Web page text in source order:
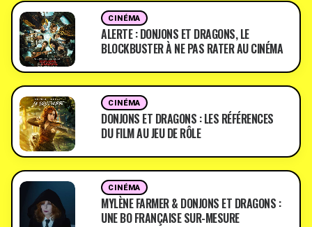
CINÉMA
ALERTE : DONJONS ET DRAGONS, LE
BLOCKBUSTER À NE PAS RATER AU CINÉMA
CINÉMA
DONJONS ET DRAGONS : LES RÉFÉRENCES
DU FILM AU JEU DE RÔLE
CINÉMA
MYLÈNE FARMER & DONJONS ET DRAGONS :
UNE BO FRANÇAISE SUR-MESURE